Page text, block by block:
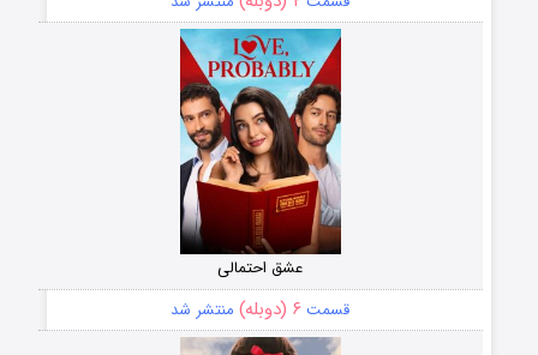
عشق احتمالی
قسمت ۶ (دوبله) منتشر شد